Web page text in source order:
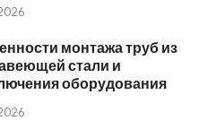
монтажа труб из
стали и
оборудования